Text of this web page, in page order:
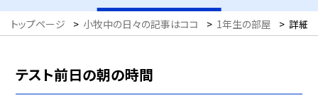
トップページ > 小牧中の日々の記事はココ > 1年生の部屋 > 詳細
テスト前日の朝の時間